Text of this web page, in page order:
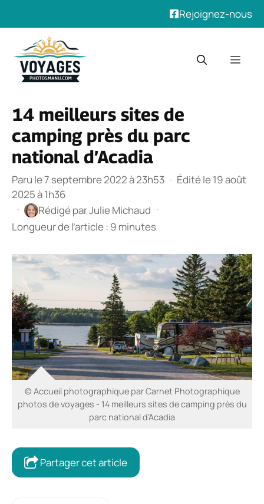
Rejoignez-nous
contenu
14 meilleurs sites de
camping près du parc
national d’Acadia
Paru le 7 septembre 2022 à 23h53 · Édité le 19 août
2025 à 1h36
·
Rédigé parJulie Michaud ·
Longueur de l’article : 9 minutes
© Accueil photographique par Carnet Photographique
photos de voyages - 14 meilleurs sites de camping près du
parc national d’Acadia
Partager cet article